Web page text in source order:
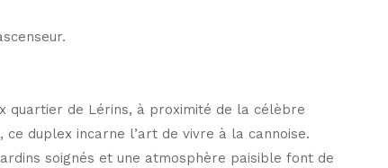
quartier de Lérins, à proximité de la célèbre
ce duplex incarne l’art de vivre à la cannoise.
soignés et une atmosphère paisible font de